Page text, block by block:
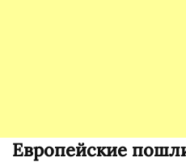
Европейские